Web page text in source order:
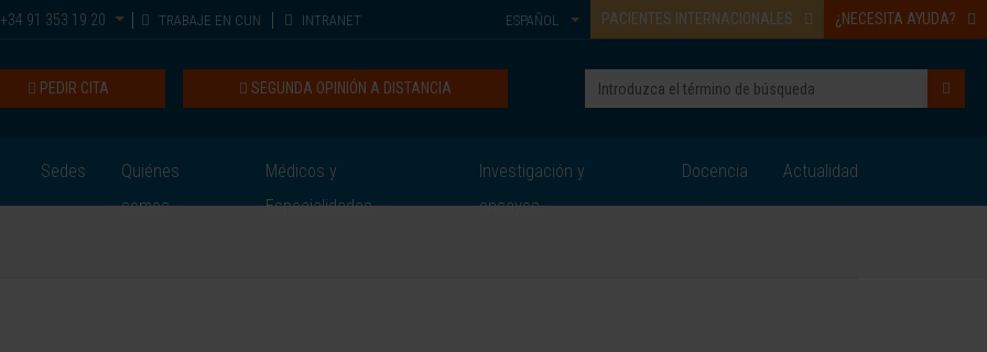
+34 91 353 19 20 TRABAJE EN CUN INTRANET PACIENTES INTERNACIONALES ¿NECESITA AYUDA?
ESPAÑOL
SEGUNDA OPINIÓN A DISTANCIA
PEDIR CITA
Sedes
Quiénes
somos
Médicos y
Especialidades
Investigación y
ensayos
Docencia Actualidad